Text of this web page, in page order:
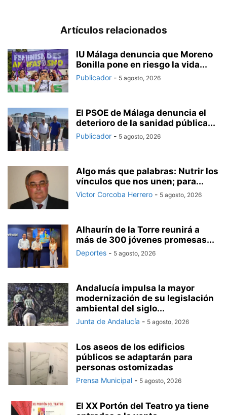
Artículos relacionados
IU Málaga denuncia que Moreno
Bonilla pone en riesgo la vida...
Publicador - 5 agosto, 2026
El PSOE de Málaga denuncia el
deterioro de la sanidad pública...
Publicador - 5 agosto, 2026
Algo más que palabras: Nutrir los
vínculos que nos unen; para...
Victor Corcoba Herrero - 5 agosto, 2026
Alhaurín de la Torre reunirá a
más de 300 jóvenes promesas...
Deportes - 5 agosto, 2026
Andalucía impulsa la mayor
modernización de su legislación
ambiental del siglo...
Junta de Andalucía - 5 agosto, 2026
Los aseos de los edificios
públicos se adaptarán para
personas ostomizadas
Prensa Municipal - 5 agosto, 2026
El XX Portón del Teatro ya tiene